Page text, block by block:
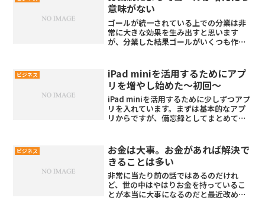
すよね。「人を育て...
意味がない
ゴールが統一されている上での分業は非
常に大きな効果を生み出すと思います
が、分業した結果ゴールがいくつも作ら
ビジネス
iPad miniを活用するためにアプ
リを増やし始めた〜初回〜
iPad miniを活用するために少しずつアプ
リを入れています。まずは基本的なアプ
リからですが、備忘録としてまとめてお
ビジネス
お金は大事。お金があれば解決で
きることは多い
非常に当たり前の話ではあるのだけれ
ど、世の中はやはりお金を持っているこ
とが本当に大事になるのだと最近改めて